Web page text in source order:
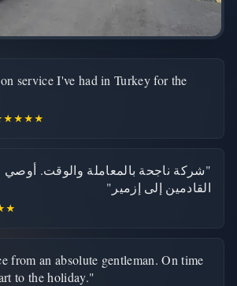
service I've had in Turkey for the
"شركة ناجحة بالمعاملة والوقت. أوصي
القادمين إلى إزمير"
from an absolute gentleman. On time
to the holiday."